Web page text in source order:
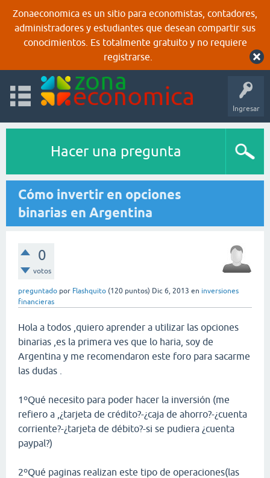
Zonaeconomica es un sitio para economistas, contadores,
administradores y estudiantes que desean compartir sus
conocimientos. Es totalmente gratuito y no requiere
registrarse.
Ingresar
Hacer una pregunta
Cómo invertir en opciones
binarias en Argentina
0
votos
preguntado por Flashquito (120 puntos) Dic 6, 2013 en inversiones
financieras
Hola a todos ,quiero aprender a utilizar las opciones
binarias ,es la primera ves que lo haria, soy de
Argentina y me recomendaron este foro para sacarme
las dudas .
1ºQué necesito para poder hacer la inversión (me
refiero a ,¿tarjeta de crédito?-¿caja de ahorro?-¿cuenta
corriente?-¿tarjeta de débito?-si se pudiera ¿cuenta
paypal?)
2ºQué paginas realizan este tipo de operaciones(las